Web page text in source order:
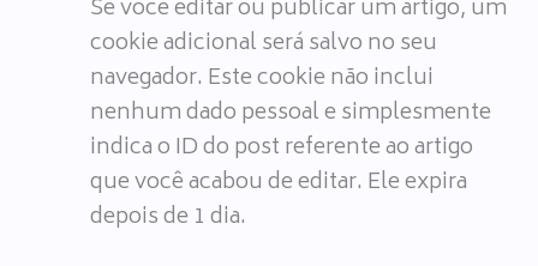
Se você editar ou publicar um artigo, um
cookie adicional será salvo no seu
navegador. Este cookie não inclui
nenhum dado pessoal e simplesmente
indica o ID do post referente ao artigo
que você acabou de editar. Ele expira
depois de 1 dia.